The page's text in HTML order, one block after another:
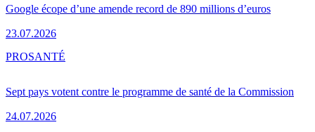
Google écope d’une amende record de 890 millions d’euros
23.07.2026
Sept pays votent contre le programme de santé de la Commission
24.07.2026
PROSANTÉ